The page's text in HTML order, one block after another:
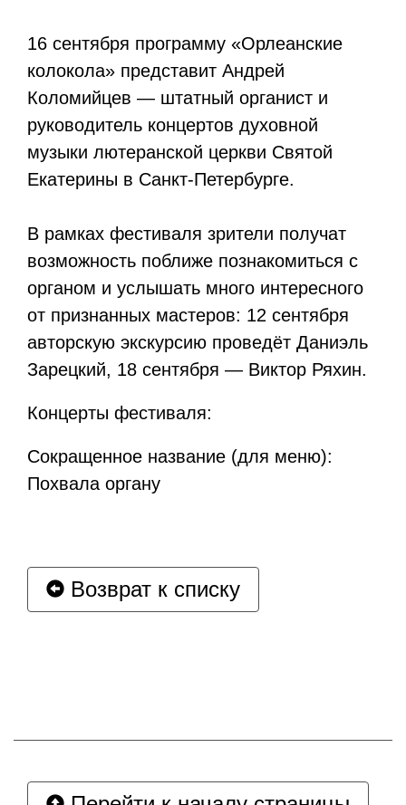
16 сентября программу «Орлеанские
колокола» представит Андрей
Коломийцев — штатный органист и
руководитель концертов духовной
музыки лютеранской церкви Святой
Екатерины в Санкт-Петербурге.
В рамках фестиваля зрители получат
возможность поближе познакомиться с
органом и услышать много интересного
от признанных мастеров: 12 сентября
авторскую экскурсию проведёт Даниэль
Зарецкий, 18 сентября — Виктор Ряхин.
Концерты фестиваля:
Сокращенное название (для меню):
Похвала органу
Возврат к списку